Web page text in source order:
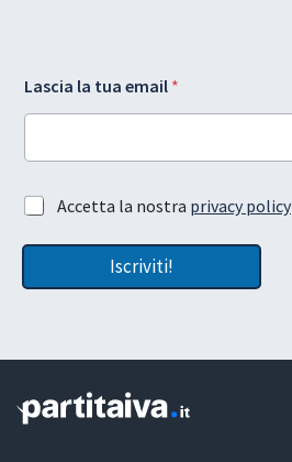
Lascia la tua email *
D
R
A
e
t
a
A
c
t
n
Accetta la nostra privacy policy
Iscriviti!